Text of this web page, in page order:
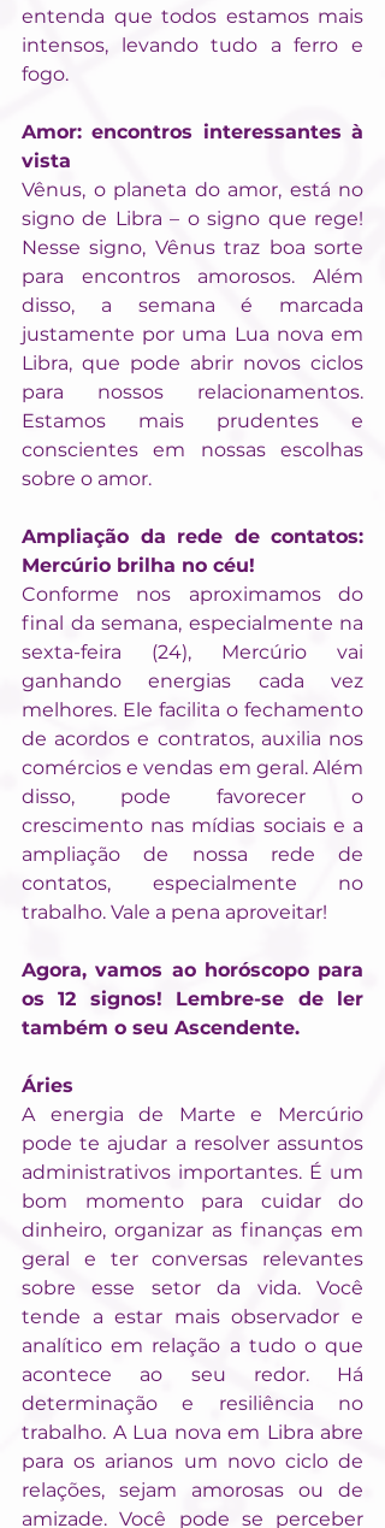
entenda que todos estamos mais
intensos, levando tudo a ferro e
fogo.
Amor: encontros interessantes à
vista
Vênus, o planeta do amor, está no
signo de Libra – o signo que rege!
Nesse signo, Vênus traz boa sorte
para encontros amorosos. Além
disso, a semana é marcada
justamente por uma Lua nova em
Libra, que pode abrir novos ciclos
para nossos relacionamentos.
Estamos mais prudentes e
conscientes em nossas escolhas
sobre o amor.
Ampliação da rede de contatos:
Mercúrio brilha no céu!
Conforme nos aproximamos do
final da semana, especialmente na
sexta-feira (24), Mercúrio vai
ganhando energias cada vez
melhores. Ele facilita o fechamento
de acordos e contratos, auxilia nos
comércios e vendas em geral. Além
disso, pode favorecer o
crescimento nas mídias sociais e a
ampliação de nossa rede de
contatos, especialmente no
trabalho. Vale a pena aproveitar!
Agora, vamos ao horóscopo para
os 12 signos! Lembre-se de ler
também o seu Ascendente.
Áries
A energia de Marte e Mercúrio
pode te ajudar a resolver assuntos
administrativos importantes. É um
bom momento para cuidar do
dinheiro, organizar as finanças em
geral e ter conversas relevantes
sobre esse setor da vida. Você
tende a estar mais observador e
analítico em relação a tudo o que
acontece ao seu redor. Há
determinação e resiliência no
trabalho. A Lua nova em Libra abre
para os arianos um novo ciclo de
relações, sejam amorosas ou de
amizade. Você pode se perceber